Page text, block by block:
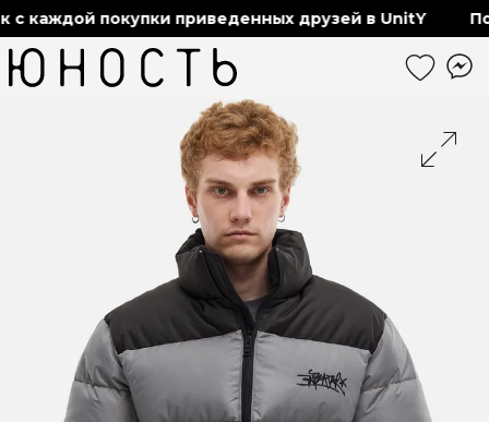
покупки приведенных друзей в UnitY